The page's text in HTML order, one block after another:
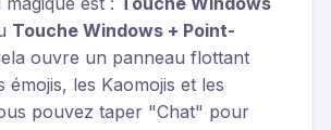
Touche Windows + Point-
ouvre un panneau flottant
émojis, les Kaomojis et les
pouvez taper "Chat" pour